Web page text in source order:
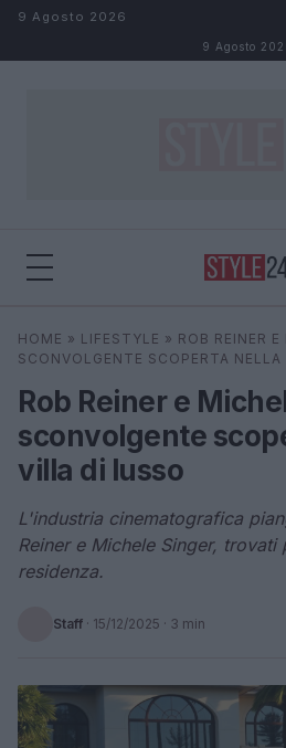
Salta al contenuto
9 Agosto 2026
9 Agosto
Cerca
HOME » LIFESTYLE » ROB REINER
SCONVOLGENTE SCOPERTA
Rob Reiner e
sconvolgente
villa di lusso
L'industria cinematografica
Reiner e Michele Singer,
residenza.
Staff · 15/12/2025 · 3 min